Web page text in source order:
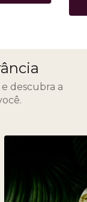
descubra a